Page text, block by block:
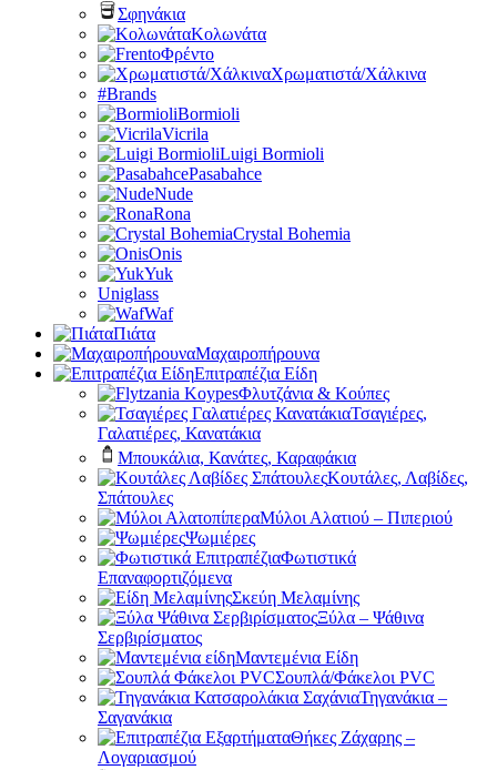
Σφηνάκια
Κολωνάτα
Φρέντο
Χρωματιστά/Χάλκινα
#Brands
Bormioli
Vicrila
Luigi Bormioli
Pasabahce
Nude
Rona
Crystal Bohemia
Onis
Yuk
Uniglass
Waf
Πιάτα
Μαχαιροπήρουνα
Επιτραπέζια Είδη
Φλυτζάνια & Κούπες
Τσαγιέρες,
Γαλατιέρες, Κανατάκια
Μπουκάλια, Κανάτες, Καραφάκια
Κουτάλες, Λαβίδες,
Σπάτουλες
Μύλοι Αλατιού – Πιπεριού
Ψωμιέρες
Φωτιστικά
Επαναφορτιζόμενα
Σκεύη Μελαμίνης
Ξύλα – Ψάθινα
Σερβιρίσματος
Μαντεμένια Είδη
Σουπλά/Φάκελοι PVC
Τηγανάκια –
Σαγανάκια
Θήκες Ζάχαρης –
Λογαριασμού